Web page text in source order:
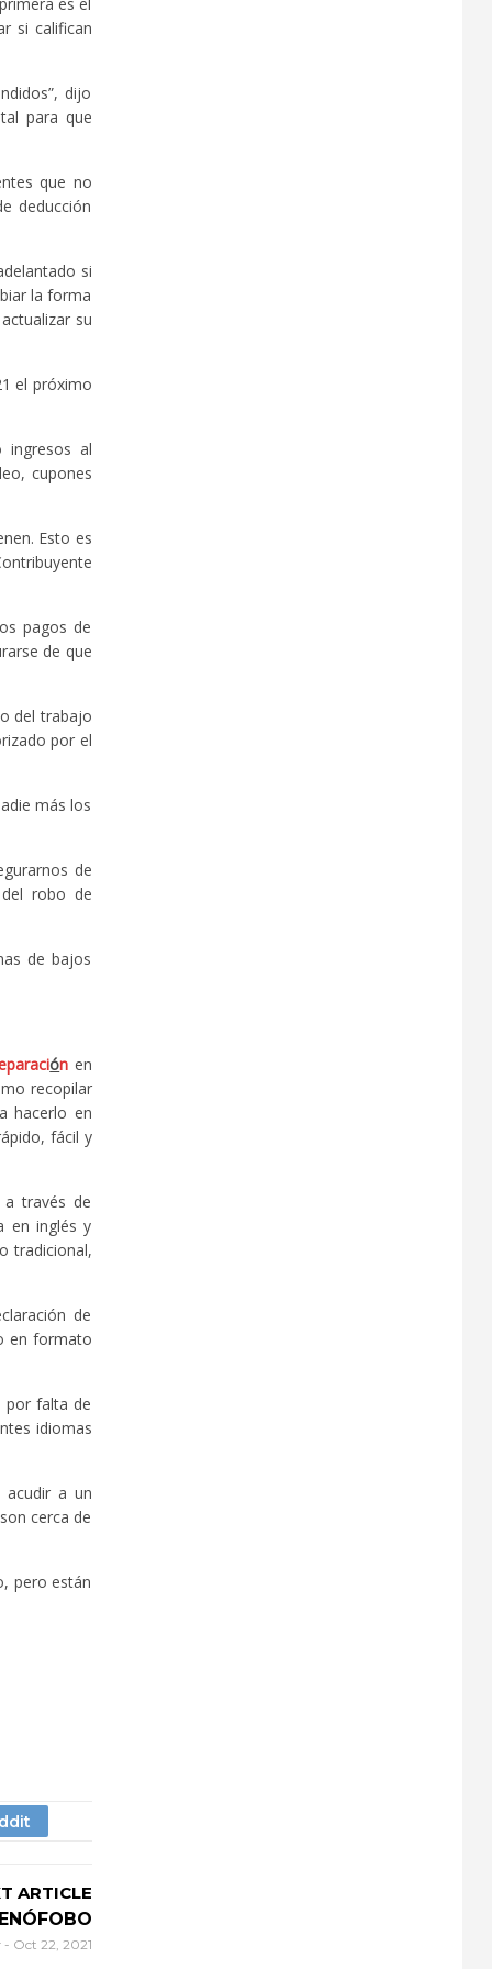
si califican
dijo
para que
que no
deducción
si
la forma
su
el próximo
ingresos al
cupones
Esto es
pagos de
de que
del trabajo
por el
más los
de
robo de
de bajos
ón en
recopilar
hacerlo en
fácil y
través de
en inglés y
tradicional,
de
en formato
por falta de
idiomas
acudir a un
cerca de
pero están
ARTICLE
- Oct 22, 2021